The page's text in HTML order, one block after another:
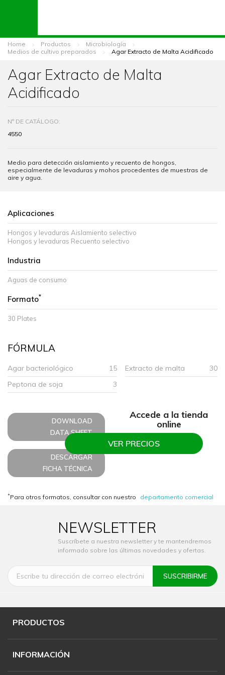
Home Productos
Microbiología
Medios de cultivo preparados
Agar Extracto de Malta Acidificado
Agar Extracto de Malta
Acidificado
Nº DE CATÁLOGO:
4550
Medio para detección aislamiento y recuento de hongos,
especialmente de levaduras y mohos procedentes de muestras de
aire y agua.
Aplicaciones
Hongos y levaduras Aislamiento selectivo
Hongos y levaduras Recuento selectivo
Industria
Aguas de consumo
Formato*
30 Plates
FÓRMULA
Agar bacteriológico 15 Extracto de malta
30
Peptona de soja
3
DOWNLOAD
DATA SHEET
DESCARGAR
FICHA TÉCNICA
Accede a la tienda
online
VER PRECIOS
*Para otros formatos, consultar con nuestro departamento comercial
NEWSLETTER
Suscríbete a nuestra newsletter y te mantendremos
informado sobre las últimas novedades y ofertas.
PRODUCTOS
INFORMACIÓN